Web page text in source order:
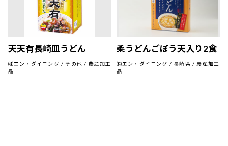
天天有長崎皿うどん
㈱エン・ダイニング / その他 / 農産加工
品
柔うどんごぼう天入り2食
㈱エン・ダイニング / 長崎県 / 農産加工
品